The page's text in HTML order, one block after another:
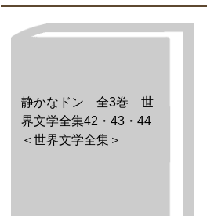
静かなドン 全3巻 世
界文学全集42・43・44
＜世界文学全集＞